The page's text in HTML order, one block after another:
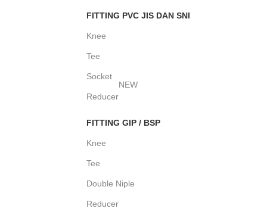
FITTING PVC JIS DAN SNI
Knee
Tee
Socket
Reducer
NEW
FITTING GIP / BSP
Knee
Tee
Double Niple
Reducer